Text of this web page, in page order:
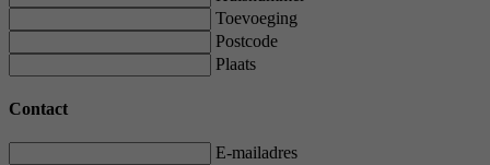
Toevoeging
Postcode
Plaats
Contact
E-mailadres